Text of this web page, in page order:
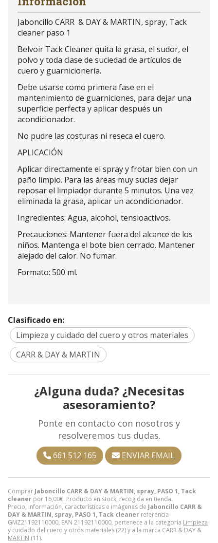
Comprar Jaboncillo CARR & DAY & MARTIN, spray, PASO 1, Tack
cleaner por 16,00€. Producto en stock, recogida en tienda.
Precio, información, características e imágenes de Jaboncillo CARR &
DAY & MARTIN, spray, PASO 1, Tack cleaner referencia
GMZ21192110000, EAN 21192110000, pertenece a la categoría Limpieza
y cuidado del cuero y otros materiales (22) y a la marca CARR & DAY &
MARTIN (11).
Jaboncillo CARR & DAY & MARTIN, spray, Tack
cleaner paso 1
Belvoir Tack Cleaner quita la grasa, el sudor, el
polvo y toda clase de suciedad de artículos de
cuero y guarnicionería.
Debe usarse como primera fase en el
mantenimiento de guarniciones, para dejar una
superficie perfecta y aplicar después un
acondicionador.
No pudre las costuras ni reseca el cuero.
APLICACIÓN
Aplicar directamente el spray y frotar bien con un
paño limpio. Para las áreas muy sucias dejar
reposar el limpiador durante 5 minutos. Una vez
eliminada la grasa, aplicar un acondicionador.
Ingredientes: Agua, alcohol, tensioactivos.
Precauciones: Mantener fuera del alcance de los
niños. Mantenga el bote bien cerrado. Mantener
alejado del calor. No fumar.
Formato: 500 ml.
Clasificado en:
Limpieza y cuidado del cuero y otros materiales
CARR & DAY & MARTIN
¿Alguna duda? ¿Necesitas
asesoramiento?
Ponte en contacto con nosotros y
resolveremos tus dudas.
661 512 165 ENVIAR EMAIL